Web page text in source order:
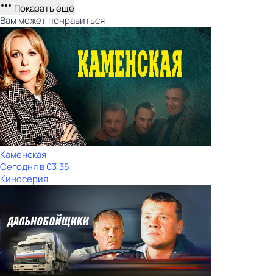
Показать ещё
Вам может понравиться
Каменская
Сегодня в 03:35
Киносерия